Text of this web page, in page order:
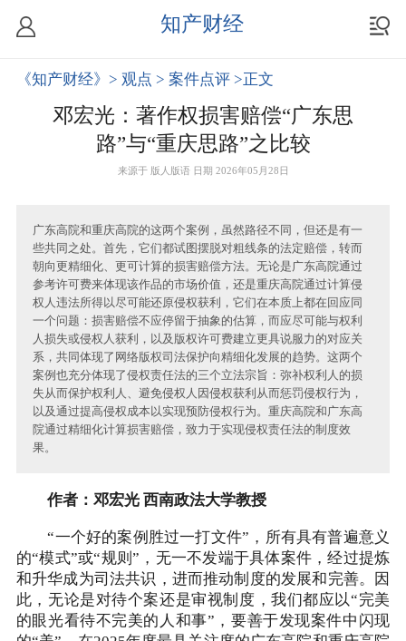
知产财经
《知产财经》 > 观点 > 案件点评 >正文
邓宏光：著作权损害赔偿“广东思
路”与“重庆思路”之比较
来源于 版人版语 日期 2026年05月28日
广东高院和重庆高院的这两个案例，虽然路径不同，但还是有一
些共同之处。首先，它们都试图摆脱对粗线条的法定赔偿，转而
朝向更精细化、更可计算的损害赔偿方法。无论是广东高院通过
参考许可费来体现该作品的市场价值，还是重庆高院通过计算侵
权人违法所得以尽可能还原侵权获利，它们在本质上都在回应同
一个问题：损害赔偿不应停留于抽象的估算，而应尽可能与权利
人损失或侵权人获利，以及版权许可费建立更具说服力的对应关
系，共同体现了网络版权司法保护向精细化发展的趋势。这两个
案例也充分体现了侵权责任法的三个立法宗旨：弥补权利人的损
失从而保护权利人、避免侵权人因侵权获利从而惩罚侵权行为，
以及通过提高侵权成本以实现预防侵权行为。重庆高院和广东高
院通过精细化计算损害赔偿，致力于实现侵权责任法的制度效
果。
作者：邓宏光 西南政法大学教授
“一个好的案例胜过一打文件”，所有具有普遍意义
的“模式”或“规则”，无一不发端于具体案件，经过提炼
和升华成为司法共识，进而推动制度的发展和完善。因
此，无论是对待个案还是审视制度，我们都应以“完美
的眼光看待不完美的人和事”，要善于发现案件中闪现